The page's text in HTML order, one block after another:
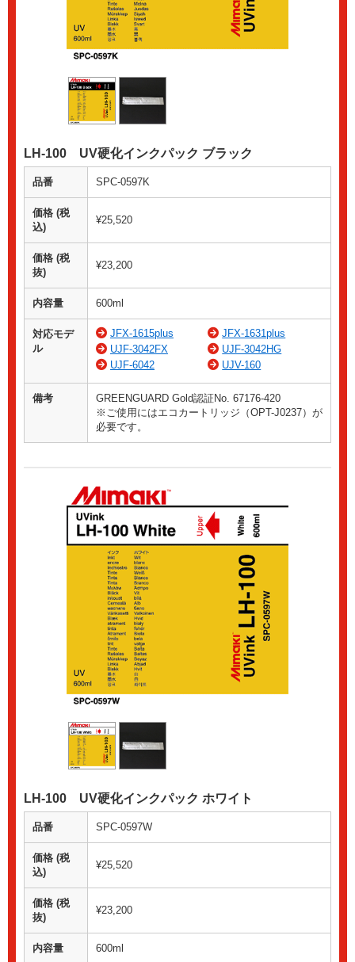
LH-100 UV硬化インクパック ブラック
品番 SPC-0597K
価格 (税
込)
¥25,520
価格 (税
抜)
¥23,200
内容量 600ml
対応モデ
ル
JFX-1615plus
JFX-1631plus
UJF-3042FX
UJF-3042HG
UJF-6042
UJV-160
備考
GREENGUARD Gold認証No. 67176-420
※ご使用にはエコカートリッジ（OPT-J0237）が
必要です。
LH-100 UV硬化インクパック ホワイト
品番 SPC-0597W
価格 (税
込)
¥25,520
価格 (税
抜)
¥23,200
内容量 600ml